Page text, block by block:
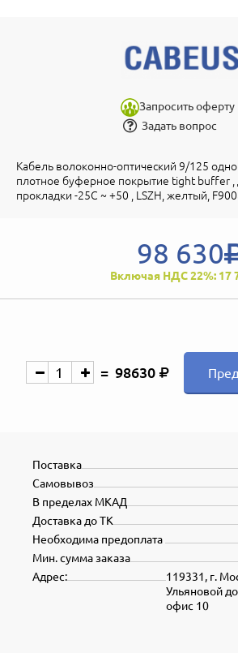
Запросить оферту
Задать вопрос
Кабель волоконно-оптический 9/125
плотное буферное покрытие tight buffer ,
прокладки -25C ~ +50 , LSZH, желтый,
98 630
Включая НДС 22%: 17
98630
Поставка
Самовывоз
В пределах МКАД
Доставка до ТК
Необходима предоплата
Мин. сумма заказа
119331, г.
Ульяновой
офис 10
Адрес: